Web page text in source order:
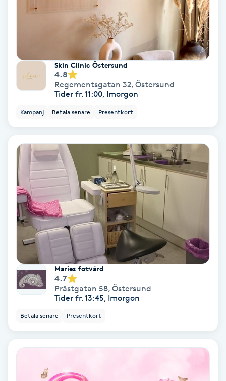
K18
Katun fransar
Kemisk peeling
Keratinbehandling
Kinesiologi
Kinesisk medicin
Kiropraktik
Klangmassage
Klippning
Klippning & Slingor
Koppningsmassage
Skin Clinic Östersund
4.8
Regementsgatan 32, Östersund
Tider fr. 11:00, Imorgon
Kampanj Betala senare Presentkort
Maries fotvård
4.7
Prästgatan 58, Östersund
Tider fr. 13:45, Imorgon
Betala senare Presentkort